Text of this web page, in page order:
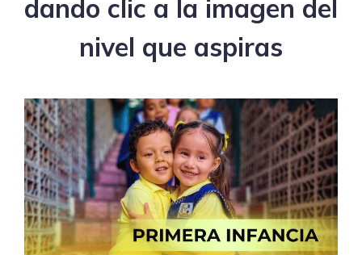
dando clic a la imagen del
nivel que aspiras